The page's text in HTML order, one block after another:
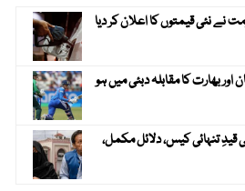
نے نئی قیمتوں کا اعلان کر دیا
کپ 2026، پاکستان اور بھارت کا مقابلہ دبئی میں ہو
قیدِ تنہائی کیس، دلائل مکمل،